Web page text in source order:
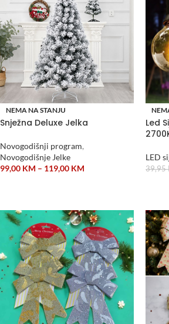
NEMA NA STANJU
Snježna Deluxe Jelka
Novogodišnji program,
Novogodišnje Jelke
99,00 KM – 119,00 KM
Led
LED
39,95